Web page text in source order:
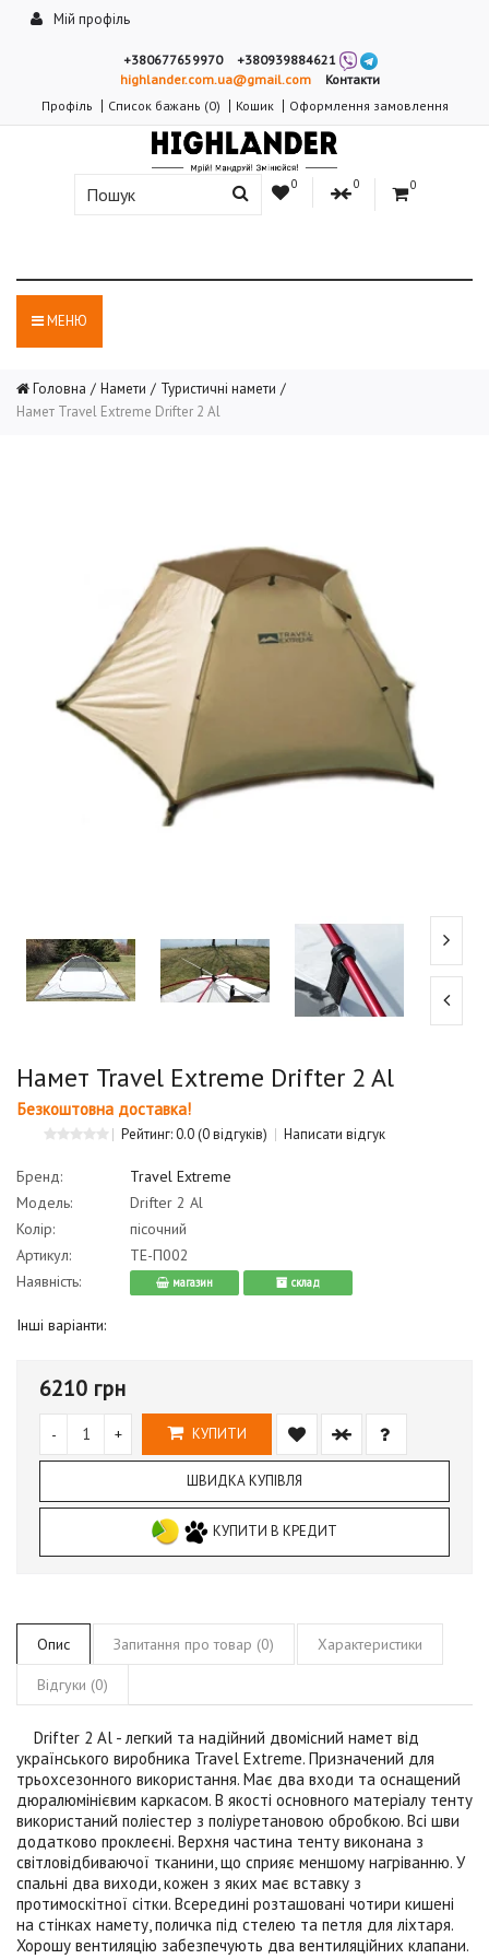
Мій профіль
+380677659970
+380939884621
highlander.com.ua@gmail.com
Контакти
Профіль
Список бажань (0) Кошик Оформлення замовлення
0 0 0
МЕНЮ
Головна Намети
Туристичні намети
Намет Travel Extreme Drifter 2 Al
Намет Travel Extreme Drifter 2 Al
Безкоштовна доставка!
Рейтинг: 0.0(0 відгуків) Написати відгук
Бренд:
Travel Extreme
Модель:
Drifter 2 Al
Колір:
пісочний
Артикул:
ТE-П002
Наявність:
магазин cклад
Інші варіанти:
6210 грн
- + КУПИТИ
ШВИДКА КУПІВЛЯ
КУПИТИ В КРЕДИТ
Опис Запитання про товар (0) Характеристики
Відгуки (0)
Drifter 2 Al - легкий та надійний двомісний намет від
українського виробника Travel Extreme. Призначений для
трьохсезонного використання. Має два входи та оснащений
дюралюмінієвим каркасом. В якості основного матеріалу тенту
використаний поліестер з поліуретановою обробкою. Всі шви
додатково проклеєні. Верхня частина тенту виконана з
світловідбиваючої тканини, що сприяє меншому нагріванню. У
спальні два виходи, кожен з яких має вставку з
протимоскітної сітки. Всередині розташовані чотири кишені
на стінках намету, поличка під стелею та петля для ліхтаря.
Хорошу вентиляцію забезпечують два вентиляційних клапани.